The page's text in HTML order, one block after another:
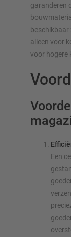
garanderen
alleen voor
voor hogere
Een